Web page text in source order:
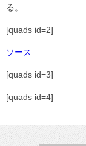
る。
[quads id=2]
ソース
[quads id=3]
[quads id=4]